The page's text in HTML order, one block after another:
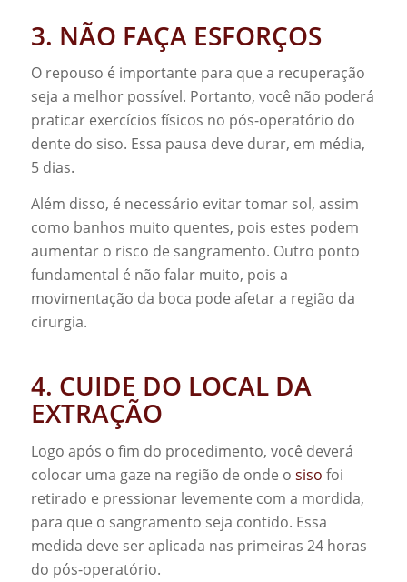
3. NÃO FAÇA ESFORÇOS
O repouso é importante para que a recuperação
seja a melhor possível. Portanto, você não poderá
praticar exercícios físicos no pós-operatório do
dente do siso. Essa pausa deve durar, em média,
5 dias.
Além disso, é necessário evitar tomar sol, assim
como banhos muito quentes, pois estes podem
aumentar o risco de sangramento. Outro ponto
fundamental é não falar muito, pois a
movimentação da boca pode afetar a região da
cirurgia.
4. CUIDE DO LOCAL DA
EXTRAÇÃO
Logo após o fim do procedimento, você deverá
colocar uma gaze na região de onde o siso foi
retirado e pressionar levemente com a mordida,
para que o sangramento seja contido. Essa
medida deve ser aplicada nas primeiras 24 horas
do pós-operatório.